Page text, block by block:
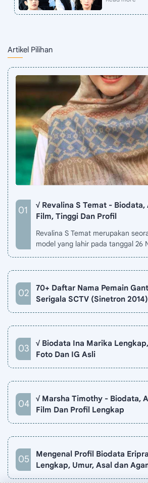
Artikel Pilihan
√ Revalina S Temat - Biodata,
Film, Tinggi Dan Profil
Revalina S Temat merupakan seorang aktris dan
model yang lahir pada tanggal 26
70+ Daftar Nama Pemain
Serigala SCTV (Sinetron 2014)
√ Biodata Ina Marika
Foto Dan IG Asli
√ Marsha Timothy - Biodata,
Film Dan Profil Lengkap
Mengenal Profil Biodata
Lengkap, Umur, Asal dan